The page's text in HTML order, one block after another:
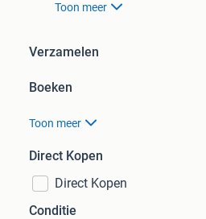
Toon meer
Verzamelen
Boeken
Toon meer
Direct Kopen
Direct Kopen
Conditie